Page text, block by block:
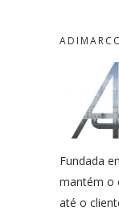
Fundada
mantém o
até o